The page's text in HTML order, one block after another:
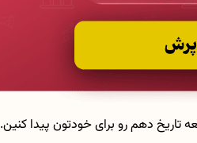
تاریخ دهم رو برای خودتون پیدا کنین.